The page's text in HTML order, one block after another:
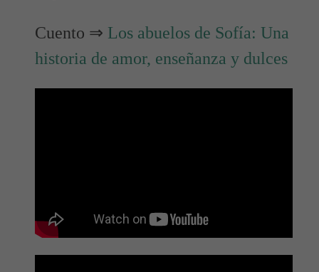
Cuento ⇒ Los abuelos de Sofía: Una
historia de amor, enseñanza y dulces